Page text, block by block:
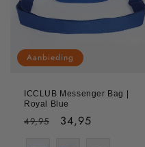
Aanbieding
ICCLUB Messenger Bag |
Royal Blue
Normale
49,95 Aanbiedingsprijs
34,95